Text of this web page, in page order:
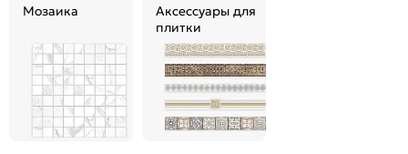
Мозаика
Аксессуары для
плитки